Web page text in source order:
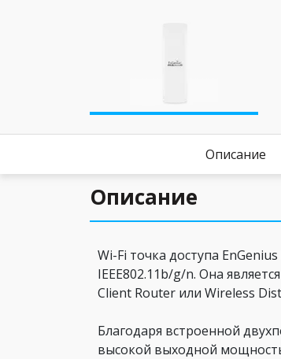
Описание
Описание
Wi-Fi точка доступа
IEEE802.11b/g/n. Она
Client Router или Wireless
Благодаря встроенной
высокой выходной